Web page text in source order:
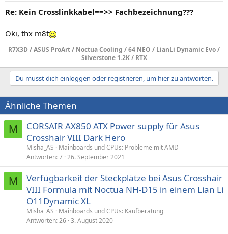
Re: Kein Crosslinkkabel==>> Fachbezeichnung???
Oki, thx m8t
R7X3D / ASUS ProArt / Noctua Cooling / 64 NEO / LianLi Dynamic Evo /
Silverstone 1.2K / RTX
Du musst dich einloggen oder registrieren, um hier zu antworten.
Ähnliche Themen
M
CORSAIR AX850 ATX Power supply für Asus
Crosshair VIII Dark Hero
Misha_AS
Mainboards und CPUs: Probleme mit AMD
Antworten 7 26. September 2021
M
Verfügbarkeit der Steckplätze bei Asus Crosshair
VIII Formula mit Noctua NH-D15 in einem Lian Li
O11Dynamic XL
Misha_AS
Mainboards und CPUs: Kaufberatung
Antworten 26 3. August 2020